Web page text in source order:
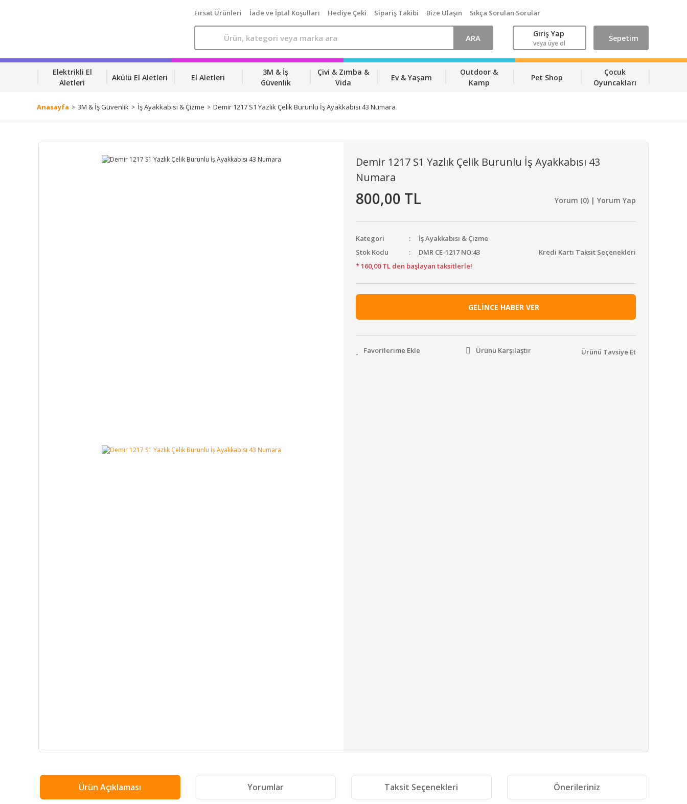
Fırsat Ürünleri İade ve İptal Koşulları Hediye Çeki Sipariş Takibi Bize Ulaşın Sıkça Sorulan Sorular
ARA Giriş Yap
veya üye ol
Sepetim
Elektrikli El
Aletleri
Akülü El Aletleri El Aletleri
3M & İş
Güvenlik
Çivi & Zımba &
Vida
Ev & Yaşam
Outdoor &
Kamp
Pet Shop
Çocuk
Oyuncakları
Anasayfa 3M & İş Güvenlik İş Ayakkabısı & Çizme Demir 1217 S1 Yazlık Çelik Burunlu İş Ayakkabısı 43 Numara
Demir 1217 S1 Yazlık Çelik Burunlu İş Ayakkabısı 43
Numara
800,00 TL Yorum (0) | Yorum Yap
Kategori
İş Ayakkabısı & Çizme
Stok Kodu
DMR CE-1217 NO:43
* 160,00 TL den başlayan taksitlerle!
Kredi Kartı Taksit Seçenekleri
GELİNCE HABER VER
Ürünü Karşılaştır Ürünü Tavsiye Et
Ürün Açıklaması Yorumlar Taksit Seçenekleri Önerileriniz